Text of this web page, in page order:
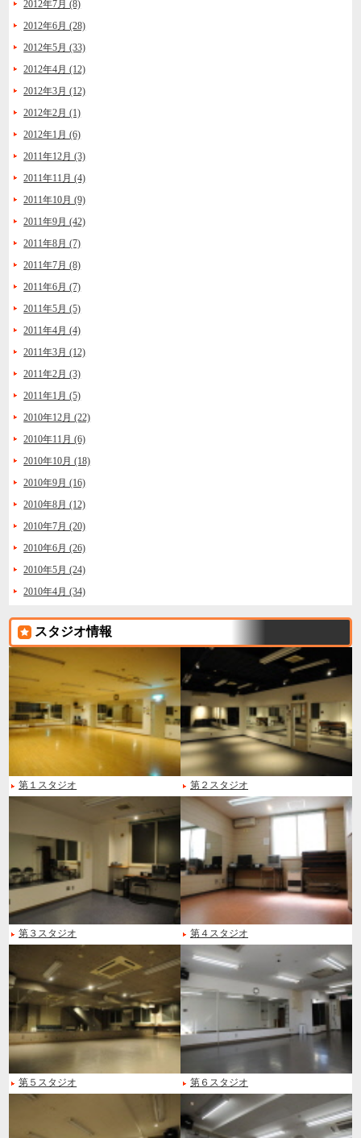
2012年7月 (8)
2012年6月 (28)
2012年5月 (33)
2012年4月 (12)
2012年3月 (12)
2012年2月 (1)
2012年1月 (6)
2011年12月 (3)
2011年11月 (4)
2011年10月 (9)
2011年9月 (42)
2011年8月 (7)
2011年7月 (8)
2011年6月 (7)
2011年5月 (5)
2011年4月 (4)
2011年3月 (12)
2011年2月 (3)
2011年1月 (5)
2010年12月 (22)
2010年11月 (6)
2010年10月 (18)
2010年9月 (16)
2010年8月 (12)
2010年7月 (20)
2010年6月 (26)
2010年5月 (24)
2010年4月 (34)
スタジオ情報
第１スタジオ 第２スタジオ
第３スタジオ 第４スタジオ
第５スタジオ 第６スタジオ